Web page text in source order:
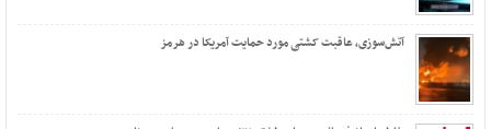
آتش‌سوزی، عاقبت کشتی مورد حمایت آمریکا در هرمز